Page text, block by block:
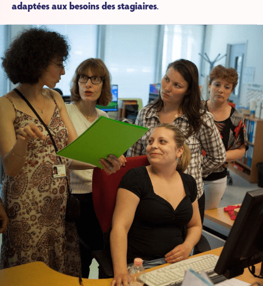
adaptées aux besoins des stagiaires.
Image